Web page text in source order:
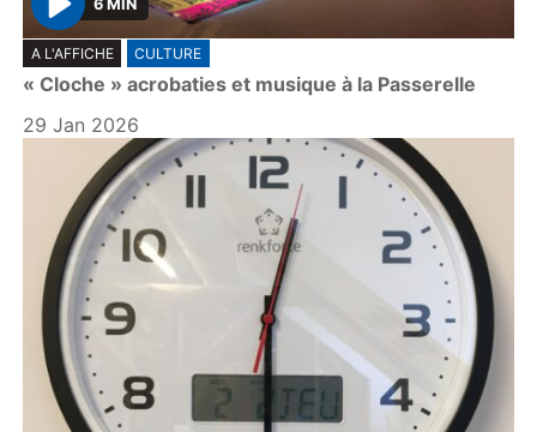
P
l
a
y
6 MIN
A L'AFFICHE CULTURE
« Cloche » acrobaties et musique à la Passerelle
29 Jan 2026